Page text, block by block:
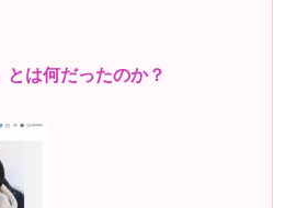
とは何だったのか？